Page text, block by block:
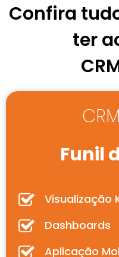
Confira
ter
Funil
Visualização
Dashboards
Aplicação